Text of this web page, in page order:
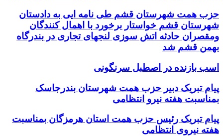
حزب همت شهرستان قشم طی نامه ایی به دادستان
شهرستان قشم خواستار برخورد با اهمال کنندگان
ومقصران حادثه اتش سوزی لنجهای تجاری در بندرگاه
بهمن قشم شد
اسب بازنده در اصطبل سرنگونی
پیام تبریک دبیر حزب همت شهرستان بندرجاسک
بمناسبت هفته نیرو انتظامی
پیام تبریک رئیس حزب همت استان هرمزگان بمناسبت
هفته نیروی انتظامی